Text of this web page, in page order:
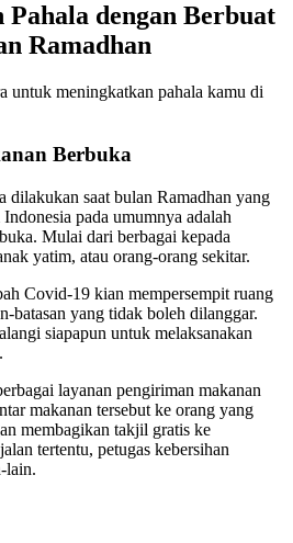
dengan Berbuat
Ramadhan
untuk meningkatkan pahala kamu di
Berbuka
dilakukan saat bulan Ramadhan yang
pada umumnya adalah
Mulai dari berbagai kepada
yatim, atau orang-orang sekitar.
Covid-19 kian mempersempit ruang
batasan yang tidak boleh dilanggar.
siapapun untuk melaksanakan
layanan pengiriman makanan
makanan tersebut ke orang yang
membagikan takjil gratis ke
tertentu, petugas kebersihan
lain.